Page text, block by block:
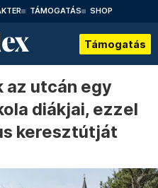
TÁMOGATÁS SHOP
Támogatás
utcán egy
diákjai, ezzel
keresztútját